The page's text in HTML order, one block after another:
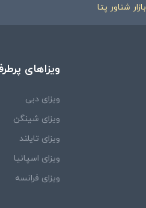
بازار شناور پتا
ویزاهای
ویزای دبی
ویزای شینگن
ویزای تایلند
ویزای اسپانیا
ویزای فرانسه